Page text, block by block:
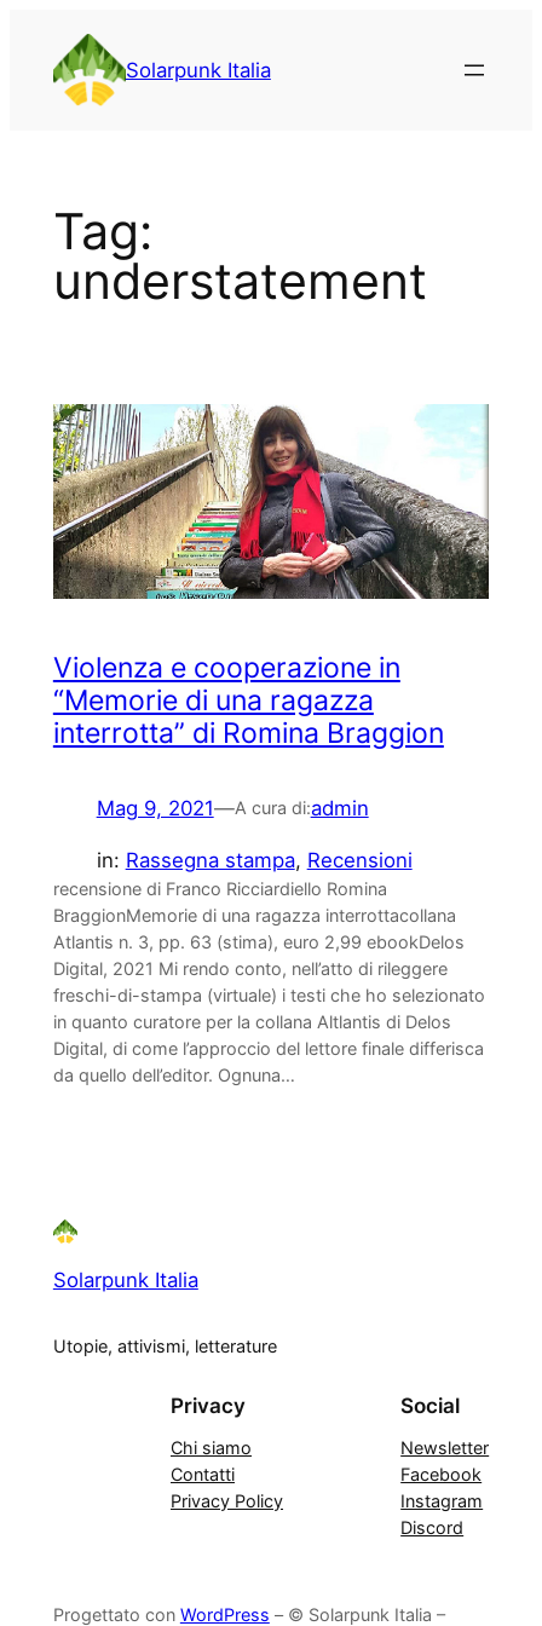
contenuto
Solarpunk Italia
Tag:
understatement
Violenza e cooperazione in
“Memorie di una ragazza
interrotta” di Romina Braggion
Mag 9, 2021—A cura di:admin
in: Rassegna stampa, Recensioni
recensione di Franco Ricciardiello Romina
BraggionMemorie di una ragazza interrottacollana
Atlantis n. 3, pp. 63 (stima), euro 2,99 ebookDelos
Digital, 2021 Mi rendo conto, nell’atto di rileggere
freschi-di-stampa (virtuale) i testi che ho selezionato
in quanto curatore per la collana Altlantis di Delos
Digital, di come l’approccio del lettore finale differisca
da quello dell’editor. Ognuna…
Solarpunk Italia
Utopie, attivismi, letterature
Privacy
Chi siamo
Contatti
Privacy Policy
Social
Newsletter
Facebook
Instagram
Discord
Progettato con WordPress – © Solarpunk Italia –